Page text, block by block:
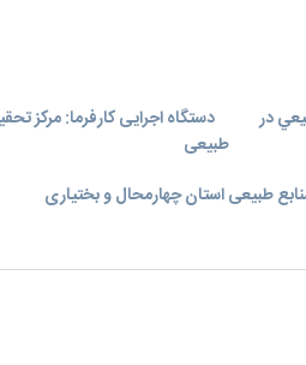
در
دستگاه اجرایی کارفرما: مرکز
طبیعی
طبیعی استان چهارمحال و بختیاری